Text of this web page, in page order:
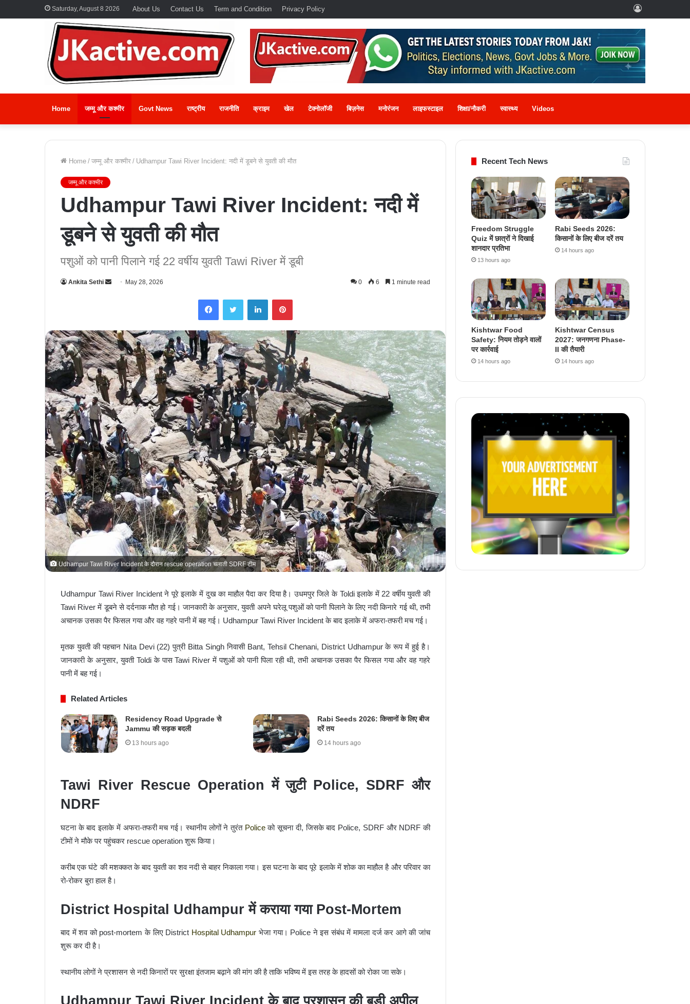
Saturday, August 8 2026 About Us Contact Us Term and Condition Privacy Policy
In
Home जम्मू और कश्मीर Govt News राष्ट्रीय राजनीति क्राइम खेल टेक्नोलॉजी बिज़नेस मनोरंजन लाइफस्टाइल शिक्षा/नौकरी स्वास्थ्य Videos
Home / जम्मू और कश्मीर / Udhampur Tawi River Incident: नदी में डूबने से युवती की मौत
जम्मू और कश्मीर
Udhampur Tawi River Incident: नदी में
डूबने से युवती की मौत
पशुओं को पानी पिलाने गई 22 वर्षीय युवती Tawi River में डूबी
Ankita Sethi
a
n
e
m
a
i
l
May 28, 2026 0 6 1 minute read
Udhampur Tawi River Incident के दौरान rescue operation चलाती SDRF टीम
Udhampur Tawi River Incident ने पूरे इलाके में दुख का माहौल पैदा कर दिया है। उधमपुर जिले के Toldi इलाके में 22 वर्षीय युवती की
Tawi River में डूबने से दर्दनाक मौत हो गई। जानकारी के अनुसार, युवती अपने घरेलू पशुओं को पानी पिलाने के लिए नदी किनारे गई थी, तभी
अचानक उसका पैर फिसल गया और वह गहरे पानी में बह गई। Udhampur Tawi River Incident के बाद इलाके में अफरा-तफरी मच गई।
मृतक युवती की पहचान Nita Devi (22) पुत्री Bitta Singh निवासी Bant, Tehsil Chenani, District Udhampur के रूप में हुई है।
जानकारी के अनुसार, युवती Toldi के पास Tawi River में पशुओं को पानी पिला रही थी, तभी अचानक उसका पैर फिसल गया और वह गहरे
पानी में बह गई।
Related Articles
Residency Road Upgrade से
Jammu की सड़क बदली
13 hours ago
Rabi Seeds 2026: किसानों के लिए बीज
दरें तय
14 hours ago
Tawi River Rescue Operation में जुटी Police, SDRF और
NDRF
घटना के बाद इलाके में अफरा-तफरी मच गई। स्थानीय लोगों ने तुरंत Policeको सूचना दी, जिसके बाद Police, SDRF और NDRF की
टीमों ने मौके पर पहुंचकर rescue operation शुरू किया।
करीब एक घंटे की मशक्कत के बाद युवती का शव नदी से बाहर निकाला गया। इस घटना के बाद पूरे इलाके में शोक का माहौल है और परिवार का
रो-रोकर बुरा हाल है।
District Hospital Udhampur में कराया गया Post-Mortem
बाद में शव को post-mortem के लिए District Hospital Udhampur भेजा गया। Police ने इस संबंध में मामला दर्ज कर आगे की जांच
शुरू कर दी है।
स्थानीय लोगों ने प्रशासन से नदी किनारों पर सुरक्षा इंतजाम बढ़ाने की मांग की है ताकि भविष्य में इस तरह के हादसों को रोका जा सके।
Recent Tech News
Freedom Struggle
Quiz में छात्रों ने दिखाई
शानदार प्रतिभा
13 hours ago
Rabi Seeds 2026:
किसानों के लिए बीज दरें तय
14 hours ago
Kishtwar Food
Safety: नियम तोड़ने वालों
पर कार्रवाई
14 hours ago
Kishtwar Census
2027: जनगणना Phase-
II की तैयारी
14 hours ago